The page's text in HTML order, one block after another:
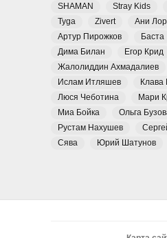
SHAMAN
Stray Kids
Tyga
Zivert
Ани
Артур Пирожков
Баста
Дима Билан
Егор Крид
Жалолиддин Ахмадалиев
Ислам Итляшев
Клава
Люся Чеботина
Мари
Миа Бойка
Ольга
Рустам Нахушев
Сява
Юрий Шатунов